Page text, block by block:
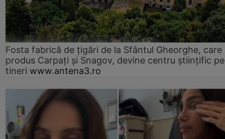
Fosta fabrică de țigări de la Sfântul Gheorghe, care
produs Carpați și Snagov, devine centru științific
tineri www.antena3.ro